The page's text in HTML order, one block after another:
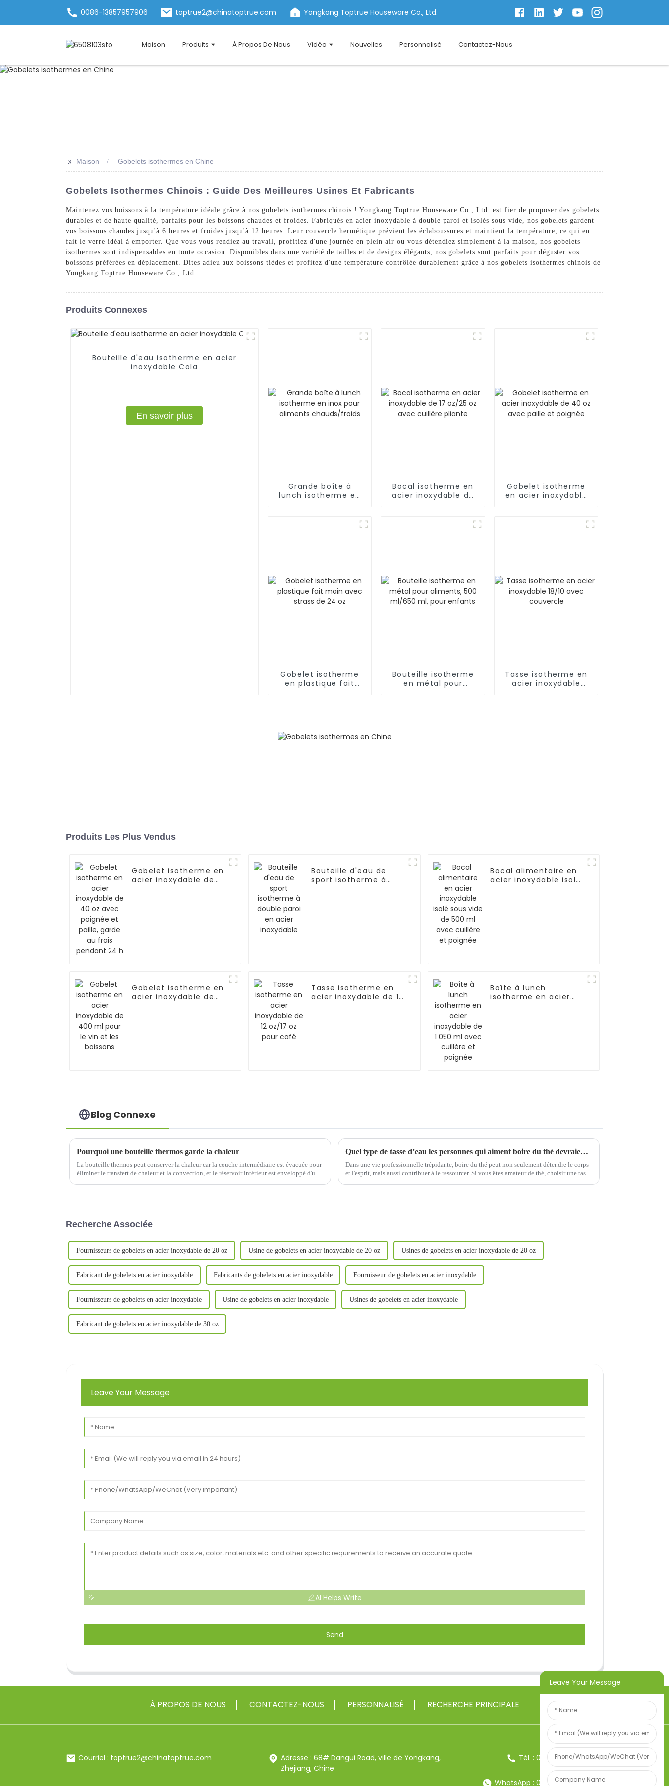
0086-13857957906 toptrue2@chinatoptrue.com Yongkang Toptrue Houseware Co., Ltd.
Maison Produits À Propos De Nous Vidéo Nouvelles Personnalisé Contactez-Nous
>> Maison Gobelets isothermes en Chine
Gobelets Isothermes Chinois : Guide Des Meilleures Usines Et Fabricants
Maintenez vos boissons à la température idéale grâce à nos gobelets isothermes chinois ! Yongkang Toptrue Houseware Co., Ltd. est fier de proposer des gobelets
durables et de haute qualité, parfaits pour les boissons chaudes et froides. Fabriqués en acier inoxydable à double paroi et isolés sous vide, nos gobelets gardent
vos boissons chaudes jusqu'à 6 heures et froides jusqu'à 12 heures. Leur couvercle hermétique prévient les éclaboussures et maintient la température, ce qui en
fait le verre idéal à emporter. Que vous vous rendiez au travail, profitiez d'une journée en plein air ou vous détendiez simplement à la maison, nos gobelets
isothermes sont indispensables en toute occasion. Disponibles dans une variété de tailles et de designs élégants, nos gobelets sont parfaits pour déguster vos
boissons préférées en déplacement. Dites adieu aux boissons tièdes et profitez d'une température contrôlée durablement grâce à nos gobelets isothermes chinois de
Yongkang Toptrue Houseware Co., Ltd.
Produits Connexes
Bouteille d'eau isotherme en acier
inoxydable Cola
En savoir plus
Grande boîte à
lunch isotherme en
Bocal isotherme en
acier inoxydable de
Gobelet isotherme
en acier inoxydable
Gobelet isotherme
en plastique fait
Bouteille isotherme
en métal pour
Tasse isotherme en
acier inoxydable
Produits Les Plus Vendus
Gobelet isotherme en
acier inoxydable de
Bouteille d'eau de
sport isotherme à
Bocal alimentaire en
acier inoxydable isolé
Gobelet isotherme en
acier inoxydable de
Tasse isotherme en
acier inoxydable de 12
Boîte à lunch
isotherme en acier
Blog Connexe
Pourquoi une bouteille thermos garde la chaleur
La bouteille thermos peut conserver la chaleur car la couche intermédiaire est évacuée pour
éliminer le transfert de chaleur et la convection, et le réservoir intérieur est enveloppé d'une
Quel type de tasse d’eau les personnes qui aiment boire du thé devraient-elles choisir ?
Dans une vie professionnelle trépidante, boire du thé peut non seulement détendre le corps
et l'esprit, mais aussi contribuer à le ressourcer. Si vous êtes amateur de thé, choisir une tasse
Recherche Associée
Fournisseurs de gobelets en acier inoxydable de 20 oz Usine de gobelets en acier inoxydable de 20 oz Usines de gobelets en acier inoxydable de 20 oz
Fabricant de gobelets en acier inoxydable Fabricants de gobelets en acier inoxydable Fournisseur de gobelets en acier inoxydable
Fournisseurs de gobelets en acier inoxydable Usine de gobelets en acier inoxydable Usines de gobelets en acier inoxydable
Fabricant de gobelets en acier inoxydable de 30 oz
Leave Your Message
AI Helps Write
Send
À PROPOS DE NOUS CONTACTEZ-NOUS PERSONNALISÉ RECHERCHE PRINCIPALE
Courriel : toptrue2@chinatoptrue.com
Adresse : 68# Dangui Road, ville de Yongkang,
Zhejiang, Chine
Tél. : 0086-13857957906
WhatsApp : 0086-13857957906
Leave Your Message